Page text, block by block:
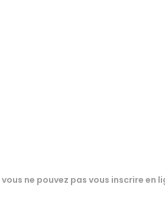
vous ne pouvez pas vous inscrire en